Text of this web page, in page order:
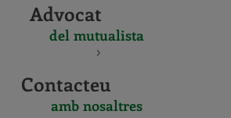
Advocat
del mutualista
Contacteu
amb nosaltres